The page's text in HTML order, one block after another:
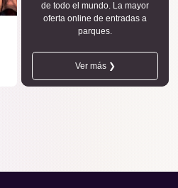
de todo el mundo. La mayor
oferta online de entradas a
parques.
Ver más ❯